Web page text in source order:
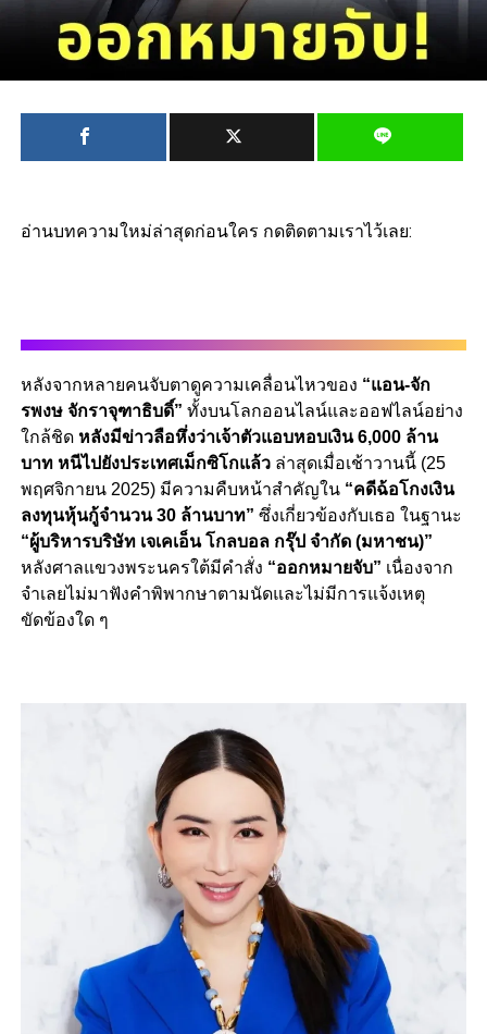
อ่านบทความใหม่ล่าสุดก่อนใคร กดติดตามเราไว้เลย:
หลังจากหลายคนจับตาดูความเคลื่อนไหวของ “แอน-จัก
รพงษ จักราจุฑาธิบดิ์” ทั้งบนโลกออนไลน์และออฟไลน์อย่าง
ใกล้ชิด หลังมีข่าวลือหึ่งว่าเจ้าตัวแอบหอบเงิน 6,000 ล้าน
บาท หนีไปยังประเทศเม็กซิโกแล้วล่าสุดเมื่อเช้าวานนี้ (25
พฤศจิกายน 2025) มีความคืบหน้าสำคัญใน“คดีฉ้อโกงเงิน
ลงทุนหุ้นกู้จำนวน 30 ล้านบาท” ซึ่งเกี่ยวข้องกับเธอ ในฐานะ
“ผู้บริหารบริษัท เจเคเอ็น โกลบอล กรุ๊ป จำกัด (มหาชน)”
หลังศาลแขวงพระนครใต้มีคำสั่ง “ออกหมายจับ” เนื่องจาก
จำเลยไม่มาฟังคำพิพากษาตามนัดและไม่มีการแจ้งเหตุ
ขัดข้องใด ๆ